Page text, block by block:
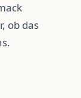
ob das